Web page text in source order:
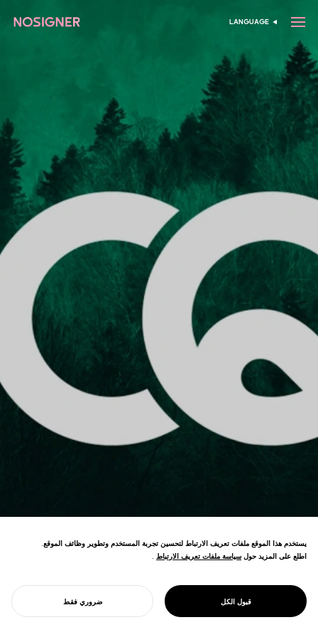
الرئيسية اختر اللغة
LANGUAGE
CQ : معامل الحياد
الكربوني
علامة تجارية خدمية تُجسد مجتمعاً سالب الكربون
من خلال أنماط حياة منزوعة الكربون.
يستخدم هذا الموقع ملفات تعريف الارتباط لتحسين تجربة المستخدم وتطوير وظائف الموقع.
اطلع على المزيد حول سياسة ملفات تعريف الارتباط
سياسة ملفات تعريف الارتباط .
قبول الكل ضروري فقط